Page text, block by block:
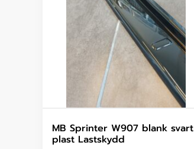
MB Sprinter W907 blank svart
plast Lastskydd